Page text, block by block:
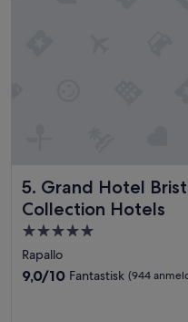
5. Grand Hotel
Collection Hotels
Grand Hotel Bristol Spa
Overnattingssted
med
5.0
Rapallo
9.0
9,0/10 Fantastisk (944